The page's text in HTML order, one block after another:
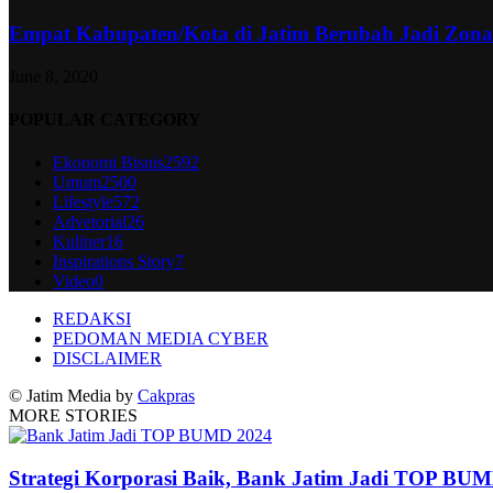
Empat Kabupaten/Kota di Jatim Berubah Jadi
Ekonomi Bisnis2592
Umum2500
Lifestyle572
Advetorial26
Kuliner16
Inspirations Story7
Video0
REDAKSI
PEDOMAN MEDIA CYBER
DISCLAIMER
© Jatim Media by Cakpras
MORE STORIES
Strategi Korporasi Baik, Bank Jatim Jadi TOP